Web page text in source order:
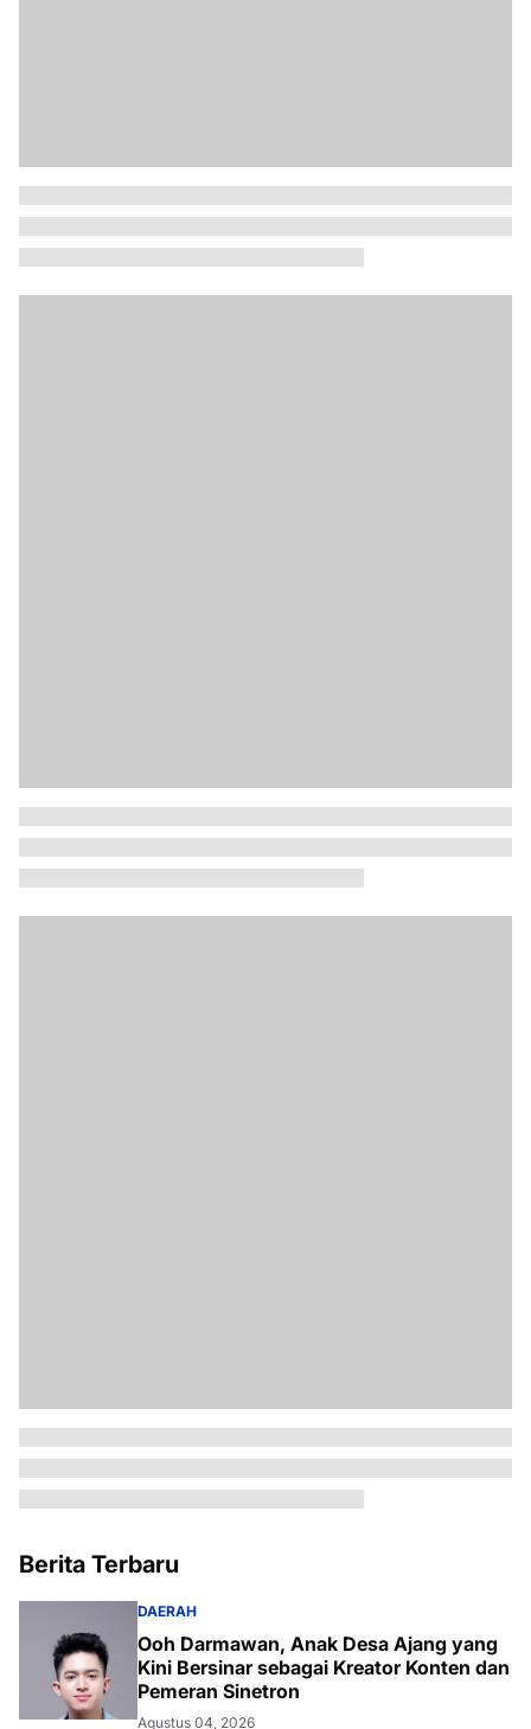
Berita Terbaru
DAERAH
Ooh Darmawan, Anak Desa Ajang yang
Kini Bersinar sebagai Kreator Konten dan
Pemeran Sinetron
Agustus 04, 2026